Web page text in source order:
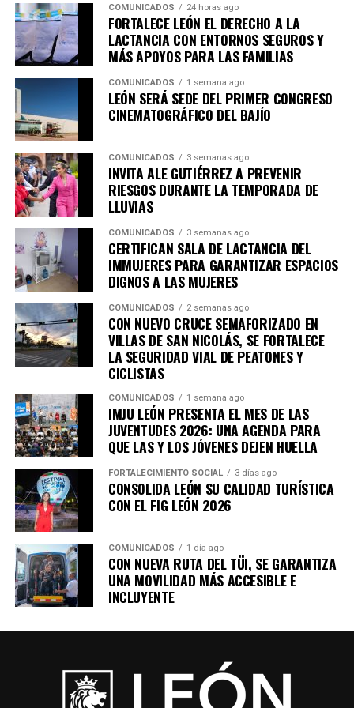
innovación y el crecimiento de las empresas locales.
Por su parte, el presidente de APIMEX, Mauricio Ruíz
Campos, señaló que la industria vive un momento
decisivo que exige evolucionar y construir nuevas
estrategias para mantener la competitividad.
Destacó que el conocimiento desarrollado durante
décadas en el sector cuero-calzado hoy permite generar
oportunidades en industrias como la automotriz,
aeronáutica, mobiliario, moda y manufactura avanzada,
reflejando la capacidad de adaptación de las empresas
proveedoras.
“Es el momento de seguir buscando las nuevas
oportunidades y desarrollar estrategias para
enfrentar lo que hoy vive la industria, No queremos
dejar pasar ninguna oportunidad para APIMEX y
para México; la buena noticia es que nuestra
industria también ha evolucionado” destacó.
Con la participación de empresas, compradores,
especialistas y representantes del sector productivo,
DIVEX 2026 reafirma a León como un referente
nacional en innovación industrial, impulsando una
proveeduría cada vez más competitiva, diversificada y
preparada para conquistar nuevos mercados.
COMUNICADOS 24 horas ago
FORTALECE LEÓN EL DERECHO A LA
LACTANCIA CON ENTORNOS SEGUROS Y
MÁS APOYOS PARA LAS FAMILIAS
COMUNICADOS 1 semana ago
LEÓN SERÁ SEDE DEL PRIMER CONGRESO
CINEMATOGRÁFICO DEL BAJÍO
COMUNICADOS 3 semanas ago
INVITA ALE GUTIÉRREZ A PREVENIR
RIESGOS DURANTE LA TEMPORADA DE
LLUVIAS
COMUNICADOS 3 semanas ago
CERTIFICAN SALA DE LACTANCIA DEL
IMMUJERES PARA GARANTIZAR ESPACIOS
DIGNOS A LAS MUJERES
COMUNICADOS 2 semanas ago
CON NUEVO CRUCE SEMAFORIZADO EN
VILLAS DE SAN NICOLÁS, SE FORTALECE
LA SEGURIDAD VIAL DE PEATONES Y
CICLISTAS
COMUNICADOS 1 semana ago
IMJU LEÓN PRESENTA EL MES DE LAS
JUVENTUDES 2026: UNA AGENDA PARA
QUE LAS Y LOS JÓVENES DEJEN HUELLA
FORTALECIMIENTO SOCIAL 3 días ago
CONSOLIDA LEÓN SU CALIDAD TURÍSTICA
CON EL FIG LEÓN 2026
COMUNICADOS 1 día ago
CON NUEVA RUTA DEL TÜI, SE GARANTIZA
UNA MOVILIDAD MÁS ACCESIBLE E
INCLUYENTE